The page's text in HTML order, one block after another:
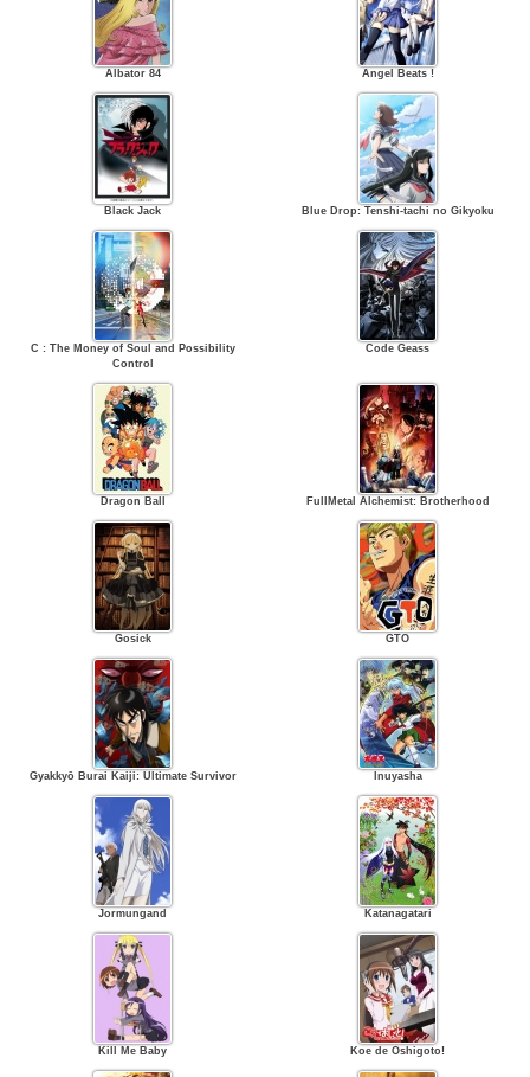
Albator 84 Angel Beats !
Black Jack Blue Drop: Tenshi-tachi no Gikyoku
C : The Money of Soul and Possibility
Control
Code Geass
Dragon Ball FullMetal Alchemist: Brotherhood
Gosick GTO
Gyakkyō Burai Kaiji: Ultimate Survivor Inuyasha
Jormungand Katanagatari
Kill Me Baby Koe de Oshigoto!